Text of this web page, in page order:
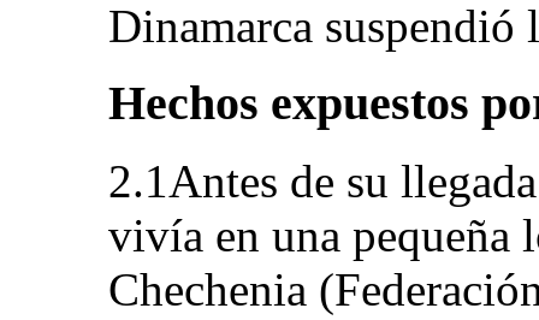
Dinamarca suspendió
Hechos expuestos
2.1Antes de su
vivía en una pequeña
Chechenia